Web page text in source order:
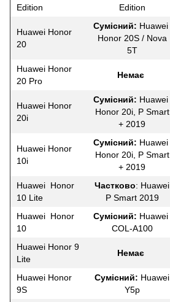
Edition Edition
Huawei Honor
20
Сумісний: Huawei
Honor 20S / Nova
5T
Huawei Honor
20 Pro
Немає
Huawei Honor
20i
Сумісний: Huawei
Honor 20i, P Smart
+ 2019
Huawei Honor
10i
Сумісний: Huawei
Honor 20i, P Smart
+ 2019
Huawei Honor
10 Lite
Частково: Huawei
P Smart 2019
Huawei Honor
10
Сумісний: Huawei
COL-A100
Huawei Honor 9
Lite
Немає
Huawei Honor
9S
Сумісний: Huawei
Y5p